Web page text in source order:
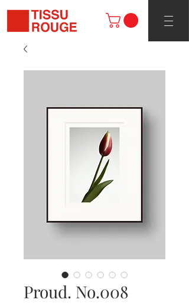
Proud. No.008